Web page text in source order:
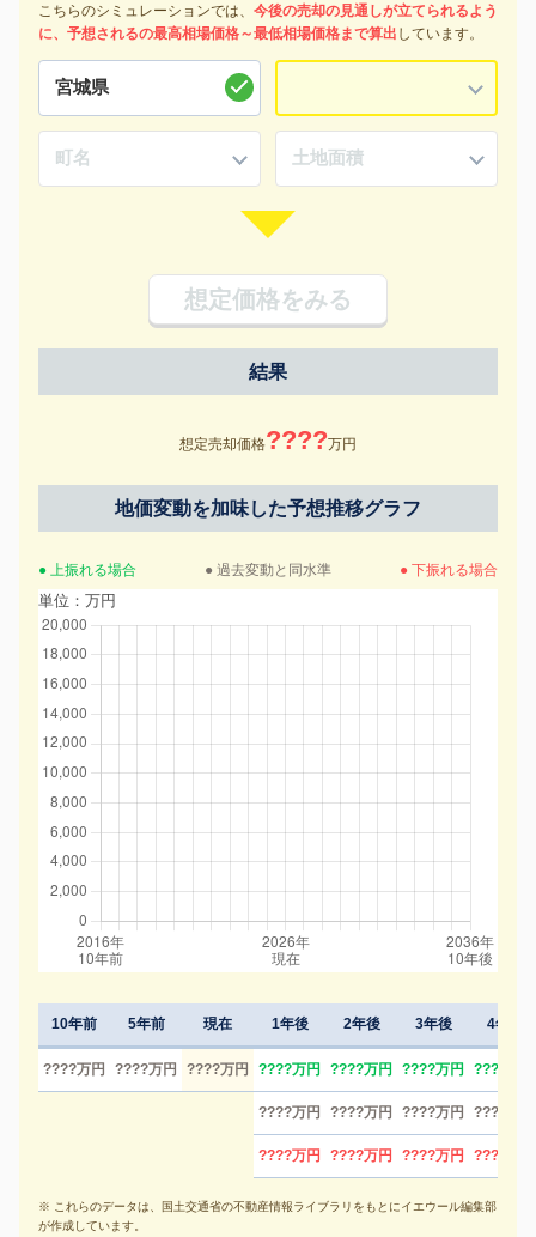
こちらのシミュレーションでは、 今後の売却の見通しが立てられるよう
に、予想されるの最高相場価格～最低相場価格まで算出 しています。
想定価格をみる
結果
想定売却価格????万円
地価変動を加味した予想推移グラフ
● 上振れる場合 ● 過去変動と同水準 ● 下振れる場合
単位：万円
10年前 5年前 現在
????万円 ????万円 ????万円
1年後 2年後 3年後 4年後
????万円 ????万円 ????万円 ????万円
????万円 ????万円 ????万円 ????万円
????万円 ????万円 ????万円 ????万円
※ これらのデータは、国土交通省の不動産情報ライブラリをもとにイエウール編集部
が作成しています。